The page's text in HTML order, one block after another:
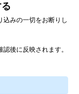
込みの一切をお断りし
後に反映されます。